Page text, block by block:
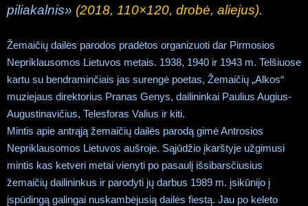
piliakalnis» (2018, 110×120, drobė, aliejus).
Žemaičių dailės parodos pradėtos organizuoti dar Pirmosios
Nepriklausomos Lietuvos metais. 1938, 1940 ir 1943 m. Telšiuose
kartu su bendraminčiais jas surengė poetas, Žemaičių „Alkos“
muziejaus direktorius Pranas Genys, dailininkai Paulius Augius-
Augustinavičius, Telesforas Valius ir kiti.
Mintis apie antrąją žemaičių dailės parodą gimė Antrosios
Nepriklausomos Lietuvos aušroje. Sąjūdžio įkarštyje užgimusi
mintis kas ketveri metai vienyti po pasaulį išsibarsčiusius
žemaičių dailininkus ir parodyti jų darbus 1989 m. įsikūnijo į
įspūdingą galingai nuskambėjusią dailės fiestą. Jau po keleto